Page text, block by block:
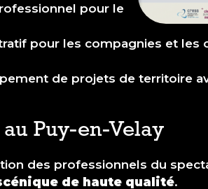
pour le
pour les compagnies et les
de projets de territoire
Puy-en-Velay
des professionnels du
de haute qualité.